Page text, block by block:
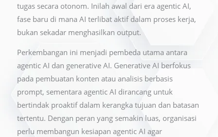
tugas secara otonom. Inilah awal dari era agentic AI,
fase baru di mana AI terlibat aktif dalam proses kerja,
bukan sekadar menghasilkan output.
Perkembangan ini menjadi pembeda utama antara
agentic AI dan generative AI. Generative AI berfokus
pada pembuatan konten atau analisis berbasis
prompt, sementara agentic AI dirancang untuk
bertindak proaktif dalam kerangka tujuan dan batasan
tertentu. Dengan peran yang semakin luas, organisasi
perlu membangun kesiapan agentic AI agar